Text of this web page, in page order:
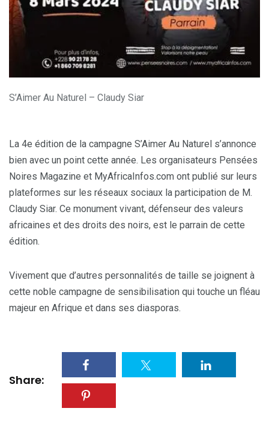
S’Aimer Au Naturel – Claudy Siar
La 4e édition de la campagne S’Aimer Au Naturel s’annonce
bien avec un point cette année. Les organisateurs Pensées
Noires Magazine et MyAfricaInfos.com ont publié sur leurs
plateformes sur les réseaux sociaux la participation de M.
Claudy Siar. Ce monument vivant, défenseur des valeurs
africaines et des droits des noirs, est le parrain de cette
édition.
Vivement que d’autres personnalités de taille se joignent à
cette noble campagne de sensibilisation qui touche un fléau
majeur en Afrique et dans ses diasporas.
Share: